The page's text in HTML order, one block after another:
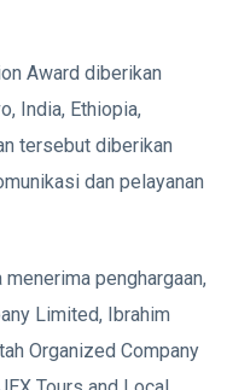
Award diberikan
India, Ethiopia,
tersebut diberikan
dan pelayanan
penghargaan,
Limited, Ibrahim
Organized Company